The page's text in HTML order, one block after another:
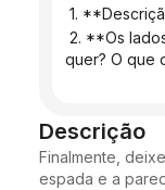
1.
quer? O que
Descrição
Finalmente,
espada e a